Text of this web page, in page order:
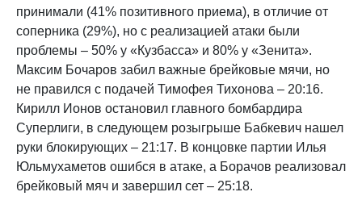
принимали (41% позитивного приема), в отличие от
соперника (29%), но с реализацией атаки были
проблемы – 50% у «Кузбасса» и 80% у «Зенита».
Максим Бочаров забил важные брейковые мячи, но
не правился с подачей Тимофея Тихонова – 20:16.
Кирилл Ионов остановил главного бомбардира
Суперлиги, в следующем розыгрыше Бабкевич нашел
руки блокирующих – 21:17. В концовке партии Илья
Юльмухаметов ошибся в атаке, а Борачов реализовал
брейковый мяч и завершил сет – 25:18.